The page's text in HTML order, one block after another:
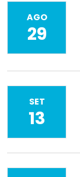
AGO
29
SET
13